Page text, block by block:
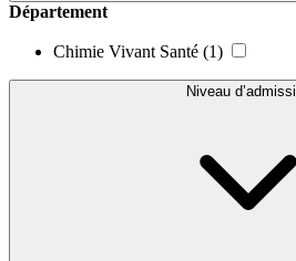
Département
Chimie Vivant Santé (1)
Niveau